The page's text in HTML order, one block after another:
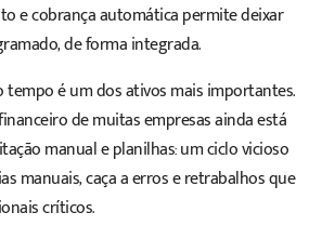
e cobrança automática permite deixar
de forma integrada.
tempo é um dos ativos mais importantes.
de muitas empresas ainda está
manual e planilhas: um ciclo vicioso
manuais, caça a erros e retrabalhos que
críticos.